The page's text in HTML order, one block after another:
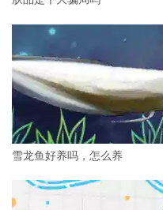
雪龙鱼好养吗，怎么养